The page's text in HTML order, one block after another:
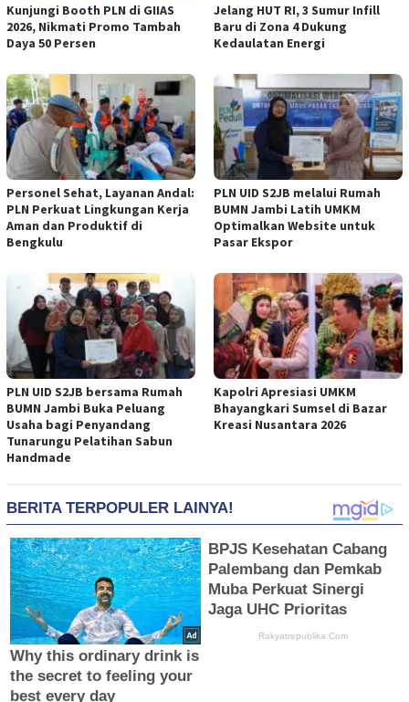
Kunjungi Booth PLN di GIIAS
2026, Nikmati Promo Tambah
Daya 50 Persen
Jelang HUT RI, 3 Sumur Infill
Baru di Zona 4 Dukung
Kedaulatan Energi
Personel Sehat, Layanan Andal:
PLN Perkuat Lingkungan Kerja
Aman dan Produktif di
Bengkulu
PLN UID S2JB melalui Rumah
BUMN Jambi Latih UMKM
Optimalkan Website untuk
Pasar Ekspor
PLN UID S2JB bersama Rumah
BUMN Jambi Buka Peluang
Usaha bagi Penyandang
Tunarungu Pelatihan Sabun
Handmade
Kapolri Apresiasi UMKM
Bhayangkari Sumsel di Bazar
Kreasi Nusantara 2026